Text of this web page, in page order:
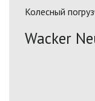
Колесный
Wacker